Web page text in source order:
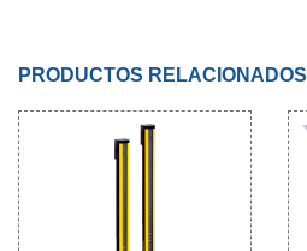
PRODUCTOS RELACIONADOS